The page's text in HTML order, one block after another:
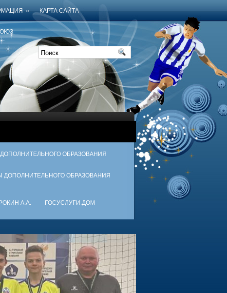
» КАРТА САЙТА
ОБРАЗОВАНИЯ
ДОПОЛНИТЕЛЬНОГО ОБРАЗОВАНИЯ
А.А. ГОСУСЛУГИ.ДОМ